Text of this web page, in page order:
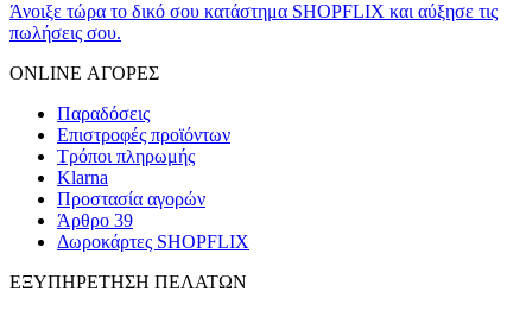
Άνοιξε τώρα το δικό σου κατάστημα SHOPFLIX και αύξησε τις
πωλήσεις σου.
ONLINE ΑΓΟΡΕΣ
Παραδόσεις
Επιστροφές προϊόντων
Τρόποι πληρωμής
Klarna
Προστασία αγορών
Άρθρο 39
Δωροκάρτες SHOPFLIX
ΕΞΥΠΗΡΕΤΗΣΗ ΠΕΛΑΤΩΝ